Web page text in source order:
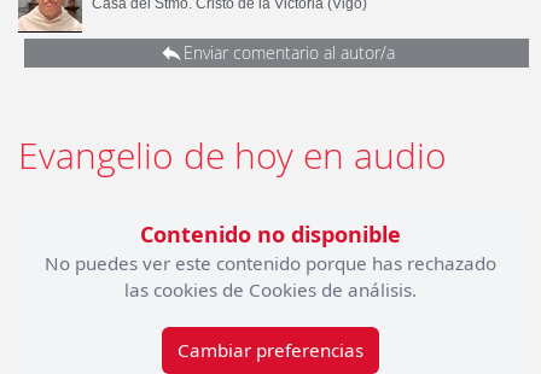
Casa del Stmo. Cristo de la Victoria (Vigo)
Enviar comentario al autor/a
Evangelio de hoy en audio
Contenido no disponible
No puedes ver este contenido porque has rechazado
las cookies de Cookies de análisis.
Cambiar preferencias